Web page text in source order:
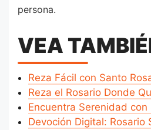
persona.
VEA
Reza Fácil con Santo
Reza el Rosario Donde
Encuentra Serenidad con
Devoción Digital: Rosario